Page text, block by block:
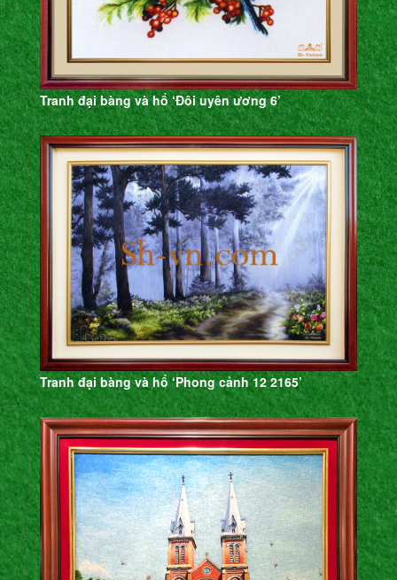
Tranh đại bàng và hổ ‘Đôi uyên ương 6’
Tranh đại bàng và hổ ‘Phong cảnh 12 2165’